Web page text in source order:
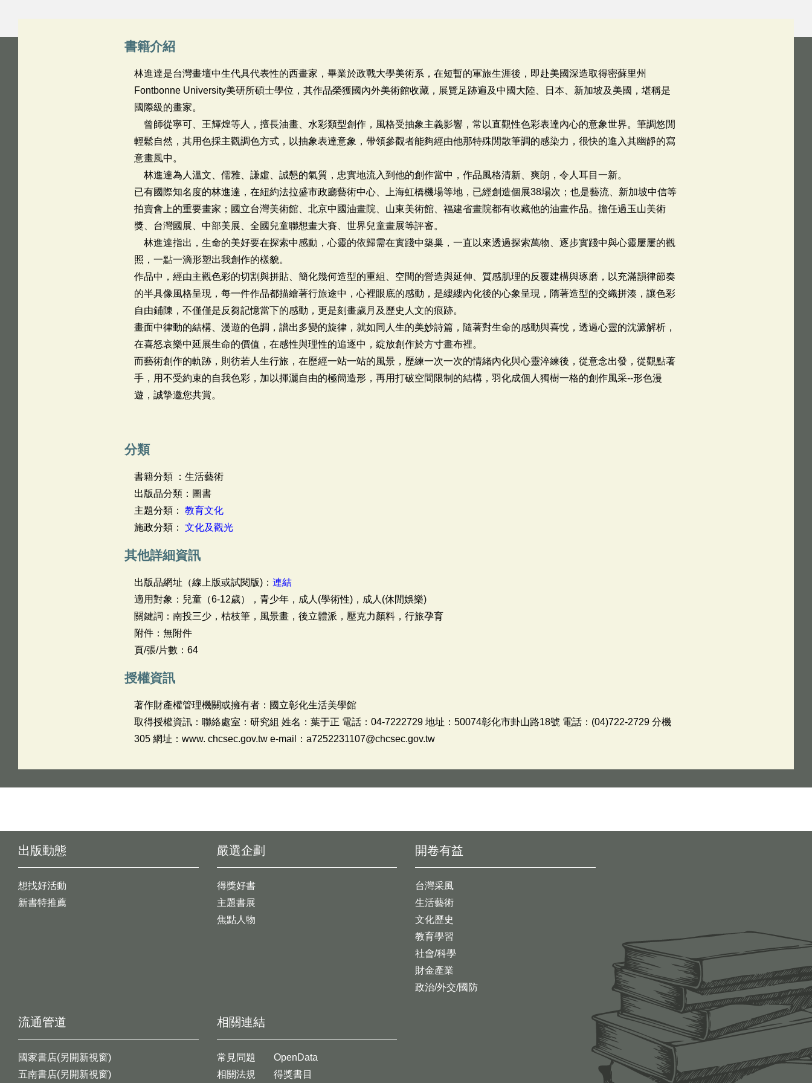
書籍介紹
林進達是台灣畫壇中生代具代表性的西畫家，畢業於政戰大學美術系，在短暫的軍旅生涯後，即赴美國深造取得密蘇里州
Fontbonne University美研所碩士學位，其作品榮獲國內外美術館收藏，展覽足跡遍及中國大陸、日本、新加坡及美國，堪稱是
國際級的畫家。
曾師從寧可、王輝煌等人，擅長油畫、水彩類型創作，風格受抽象主義影響，常以直觀性色彩表達內心的意象世界。筆調悠閒
輕鬆自然，其用色採主觀調色方式，以抽象表達意象，帶領參觀者能夠經由他那特殊閒散筆調的感染力，很快的進入其幽靜的寫
意畫風中。
林進達為人溫文、儒雅、謙虛、誠懇的氣質，忠實地流入到他的創作當中，作品風格清新、爽朗，令人耳目一新。
已有國際知名度的林進達，在紐約法拉盛市政廳藝術中心、上海虹橋機場等地，已經創造個展38場次；也是藝流、新加坡中信等
拍賣會上的重要畫家；國立台灣美術館、北京中國油畫院、山東美術館、福建省畫院都有收藏他的油畫作品。擔任過玉山美術
獎、台灣國展、中部美展、全國兒童聯想畫大賽、世界兒童畫展等評審。
林進達指出，生命的美好要在探索中感動，心靈的依歸需在實踐中築巢，一直以來透過探索萬物、逐步實踐中與心靈屢屢的觀
照，一點一滴形塑出我創作的樣貌。
作品中，經由主觀色彩的切割與拼貼、簡化幾何造型的重組、空間的營造與延伸、質感肌理的反覆建構與琢磨，以充滿韻律節奏
的半具像風格呈現，每一件作品都描繪著行旅途中，心裡眼底的感動，是縷縷內化後的心象呈現，隋著造型的交織拼湊，讓色彩
自由鋪陳，不僅僅是反芻記憶當下的感動，更是刻畫歲月及歷史人文的痕跡。
畫面中律動的結構、漫遊的色調，譜出多變的旋律，就如同人生的美妙詩篇，隨著對生命的感動與喜悅，透過心靈的沈澱解析，
在喜怒哀樂中延展生命的價值，在感性與理性的追逐中，綻放創作於方寸畫布裡。
而藝術創作的軌跡，則彷若人生行旅，在歷經一站一站的風景，歷練一次一次的情緒內化與心靈淬練後，從意念出發，從觀點著
手，用不受約束的自我色彩，加以揮灑自由的極簡造形，再用打破空間限制的結構，羽化成個人獨樹一格的創作風采--形色漫
遊，誠摯邀您共賞。
分類
書籍分類 ：生活藝術
出版品分類：圖書
主題分類： 教育文化
施政分類： 文化及觀光
其他詳細資訊
出版品網址（線上版或試閱版)： 連結
適用對象：兒童（6-12歲），青少年，成人(學術性)，成人(休閒娛樂)
關鍵詞：南投三少，枯枝筆，風景畫，後立體派，壓克力顏料，行旅孕育
附件：無附件
頁/張/片數：64
授權資訊
著作財產權管理機關或擁有者：國立彰化生活美學館
取得授權資訊：聯絡處室：研究組 姓名：葉于正 電話：04-7222729 地址：50074彰化市卦山路18號 電話：(04)722-2729 分機
305 網址：www. chcsec.gov.tw e-mail：a7252231107@chcsec.gov.tw
出版動態
想找好活動
新書特推薦
開卷有益
台灣采風
生活藝術
文化歷史
教育學習
社會/科學
財金產業
政治/外交/國防
嚴選企劃
得獎好書
主題書展
焦點人物
流通管道
國家書店(另開新視窗)
五南書店(另開新視窗)
相關連結
常見問題
相關法規
OpenData
得獎書目